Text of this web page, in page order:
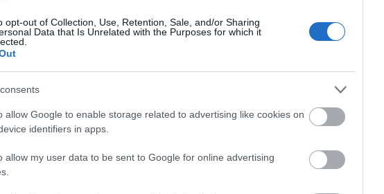
opt-out of Collection, Use, Retention, Sale, and/or Sharing
Data that Is Unrelated with the Purposes for which it
allow Google to enable storage related to advertising like cookies on
identifiers in apps.
allow my user data to be sent to Google for online advertising
har Skistad kun gått ett skirenn: En lokal 10-kilometer
slått med god margin av en førsteårs senior fra henne eget
torsdagens skøytesprint under NM på Gåsbu.